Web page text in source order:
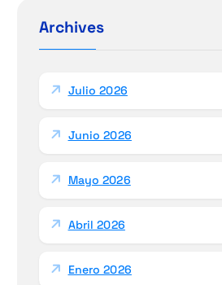
r
:Archives
Julio 2026
Junio 2026
Mayo 2026
Abril 2026
Enero 2026